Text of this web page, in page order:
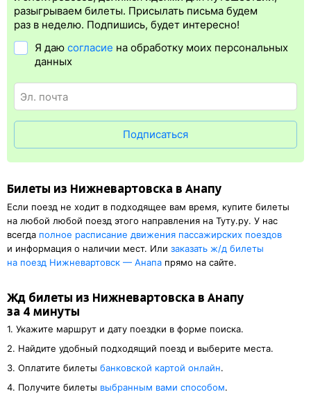
билета.Электронная регистрация— это опция, которая
упрощает жизнь пассажиру. Её преимущество в том, что
Электронная регистрация доступна почти для всех заказов,
исключение составляют поезда
личности, указанный в электронном ж/д билете. А в случае
посадочного купона.
разыгрываем билеты. Присылать письма будем
раз в неделю. Подпишись, будет интересно!
Я даю согласие на обработку моих персональных
данных
Подписаться
Билеты из Нижневартовска в Анапу
Если поезд не ходит в подходящее вам время, купите билеты
на любой любой поезд этого направления на Туту.ру. У нас
всегда полное расписание движения пассажирских поездов
и информация о наличии мест. Или заказать ж/д билеты
на поезд Нижневартовск — Анапа прямо на сайте.
Жд билеты из Нижневартовска в Анапу
за 4 минуты
1. Укажите маршрут и дату поездки в форме поиска.
2. Найдите удобный подходящий поезд и выберите места.
3. Оплатите билеты банковской картой онлайн.
4. Получите билеты выбранным вами способом.